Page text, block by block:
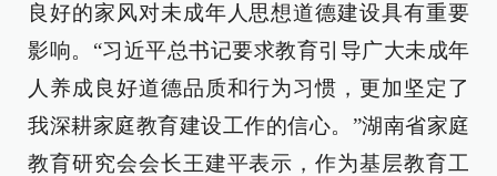
良好的家风对未成年人思想道德建设具有重要
影响。“习近平总书记要求教育引导广大未成年
人养成良好道德品质和行为习惯，更加坚定了
我深耕家庭教育建设工作的信心。”湖南省家庭
教育研究会会长王建平表示，作为基层教育工